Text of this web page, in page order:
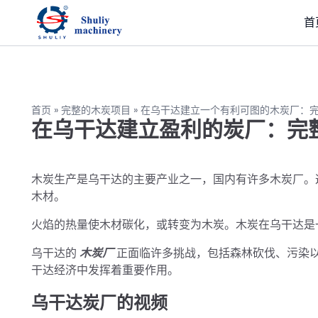
首
首页 » 完整的木炭项目 » 在乌干达建立一个有利可图的木炭厂：
在乌干达建立盈利的炭厂：完
木炭生产是乌干达的主要产业之一，国内有许多木炭厂
木材。
火焰的热量使木材碳化，或转变为木炭。木炭在乌干达
乌干达的 木炭厂正面临许多挑战，包括森林砍伐、污染
干达经济中发挥着重要作用。
乌干达炭厂的视频